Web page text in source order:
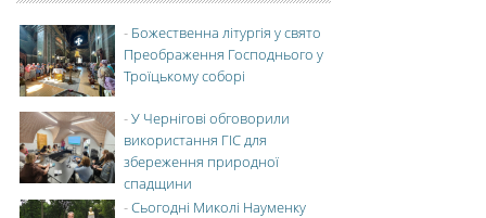
- Божественна літургія у свято
Преображення Господнього у
Троїцькому соборі
-У Чернігові обговорили
використання ГІС для
збереження природної
спадщини
-Сьогодні Миколі Науменку